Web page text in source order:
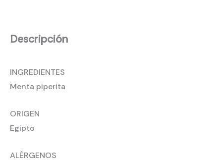
Descripción
INGREDIENTES
Menta piperita
ORIGEN
Egipto
ALÉRGENOS